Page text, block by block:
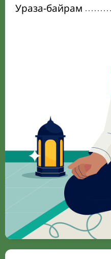
Ураза-байрам